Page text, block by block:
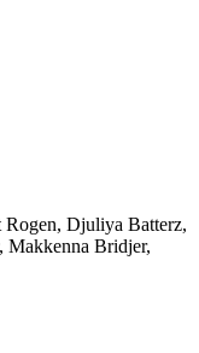
Djuliya Batterz,
Bridjer,